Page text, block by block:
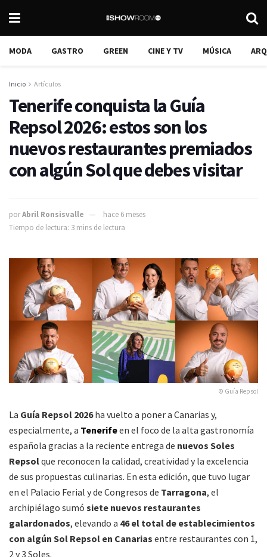
MODA GASTRO GREEN CINE Y TV MÚSICA
Inicio Artículos
Tenerife conquista la Guía
Repsol 2026: estos son los
nuevos restaurantes premiados
con algún Sol que debes visitar
porAbril Ronsisvalle
hace 6 meses
Tiempo de lectura: 3 mins de lectura
© Guía Repsol
La Guía Repsol 2026ha vuelto a poner a Canarias y,
especialmente, a Tenerifeen el foco de la alta gastronomía
española gracias a la reciente entrega de nuevos Soles
Repsolque reconocen la calidad, creatividad y la excelencia
de sus propuestas culinarias. En esta edición, que tuvo lugar
en el Palacio Ferial y de Congresos de Tarragona, el
archipiélago sumó siete nuevos restaurantes
galardonados, elevando a 46 el total de establecimientos
con algún Sol Repsol en Canarias entre restaurantes con 1,
2 y 3 Soles.